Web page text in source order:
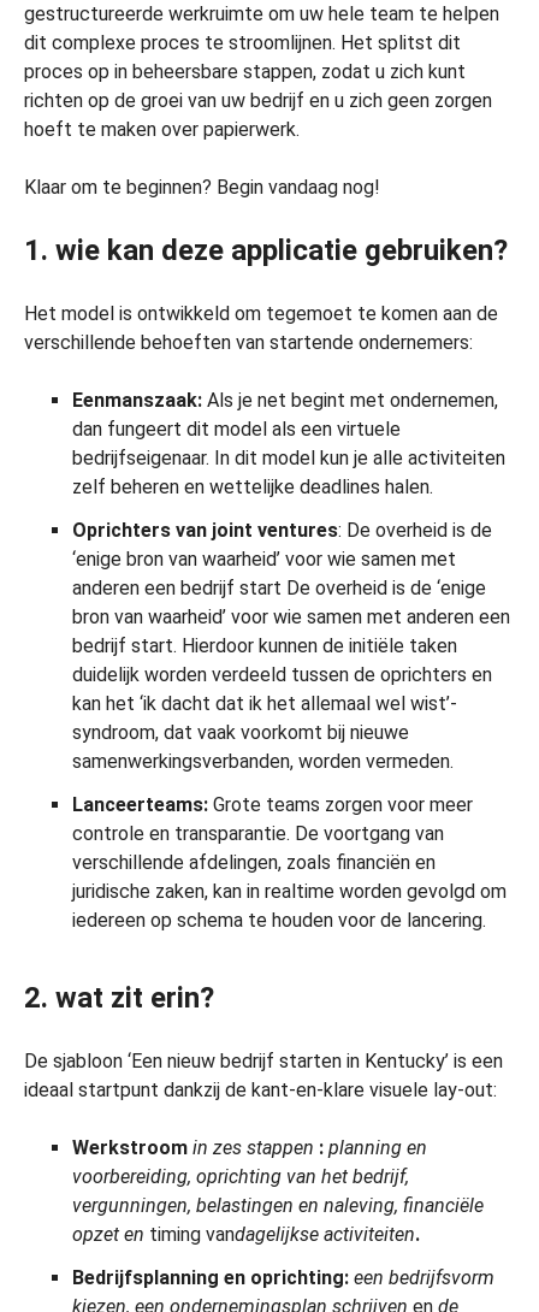
gestructureerde werkruimte om uw hele team te helpen
dit complexe proces te stroomlijnen. Het splitst dit
proces op in beheersbare stappen, zodat u zich kunt
richten op de groei van uw bedrijf en u zich geen zorgen
hoeft te maken over papierwerk.
Klaar om te beginnen? Begin vandaag nog!
1. wie kan deze applicatie gebruiken?
Het model is ontwikkeld om tegemoet te komen aan de
verschillende behoeften van startende ondernemers:
Eenmanszaak: Als je net begint met ondernemen,
dan fungeert dit model als een virtuele
bedrijfseigenaar. In dit model kun je alle activiteiten
zelf beheren en wettelijke deadlines halen.
Oprichters van joint ventures: De overheid is de
‘enige bron van waarheid’ voor wie samen met
anderen een bedrijf start De overheid is de ‘enige
bron van waarheid’ voor wie samen met anderen een
bedrijf start. Hierdoor kunnen de initiële taken
duidelijk worden verdeeld tussen de oprichters en
kan het ‘ik dacht dat ik het allemaal wel wist’-
syndroom, dat vaak voorkomt bij nieuwe
samenwerkingsverbanden, worden vermeden.
Lanceerteams: Grote teams zorgen voor meer
controle en transparantie. De voortgang van
verschillende afdelingen, zoals financiën en
juridische zaken, kan in realtime worden gevolgd om
iedereen op schema te houden voor de lancering.
2. wat zit erin?
De sjabloon ‘Een nieuw bedrijf starten in Kentucky’ is een
ideaal startpunt dankzij de kant-en-klare visuele lay-out:
Werkstroom in zes stappen : planning en
voorbereiding, oprichting van het bedrijf,
vergunningen, belastingen en naleving, financiële
opzet en timing vandagelijkse activiteiten.
Bedrijfsplanning en oprichting: een bedrijfsvorm
kiezen, een ondernemingsplan schrijven en de